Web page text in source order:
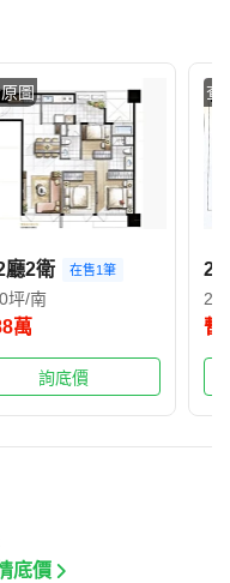
圖
廳2衛 在售1筆
坪/南
萬
詢底價
查
2
暫
底價